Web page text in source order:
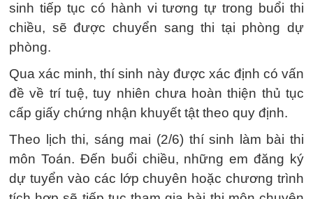
sinh tiếp tục có hành vi tương tự trong buổi thi
chiều, sẽ được chuyển sang thi tại phòng dự
phòng.
Qua xác minh, thí sinh này được xác định có vấn
đề về trí tuệ, tuy nhiên chưa hoàn thiện thủ tục
cấp giấy chứng nhận khuyết tật theo quy định.
Theo lịch thi, sáng mai (2/6) thí sinh làm bài thi
môn Toán. Đến buổi chiều, những em đăng ký
dự tuyển vào các lớp chuyên hoặc chương trình